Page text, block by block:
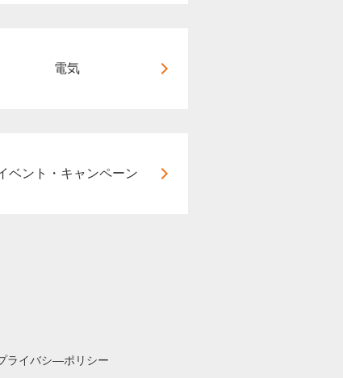
電気
ベント・キャンペーン
ライバシ―ポリシー